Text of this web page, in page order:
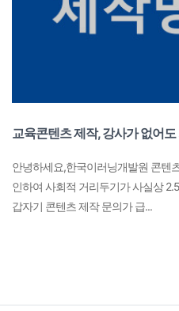
안녕하세요,한국이러닝개발원 콘텐
인하여 사회적 거리두기가 사실상
갑자기 콘텐츠 제작 문의가 급...